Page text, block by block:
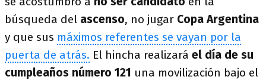
búsqueda del ascenso, no jugar Copa Argentina
y que sus máximos referentes se vayan por la
puerta de atrás. El hincha realizará el día de su
cumpleaños número 121 una movilización bajo el